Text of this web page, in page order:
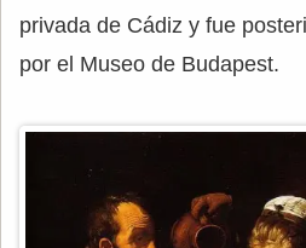
privada de Cádiz y fue
por el Museo de Budapest.